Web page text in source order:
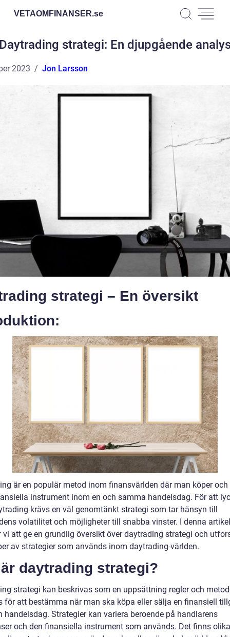
VETAOMFINANSER.se
strategi: En djupgående
2023 Jon Larsson
strategi – En översikt
är en populär metod inom finansvärlden där man köper och
instrument inom en och samma handelsdag. För att
krävs en väl genomtänkt strategi som tar hänsyn till
volatilitet och möjligheter till snabba vinster. I denna artikel
vi att ge en grundlig översikt över daytrading strategi och
av strategier som används inom daytrading-världen.
daytrading strategi?
strategi kan beskrivas som en uppsättning regler och
för att bestämma när man ska köpa eller sälja en finansiell
handelsdag. Strategier kan variera beroende på handlarens
och den finansiella instrument som används. Det finns